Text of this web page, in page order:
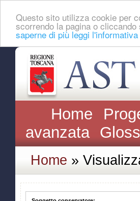
Questo sito utilizza cookie per
scorrendo la pagina o
saperne di più leggi l'informativa
Home
avanzata
Home »